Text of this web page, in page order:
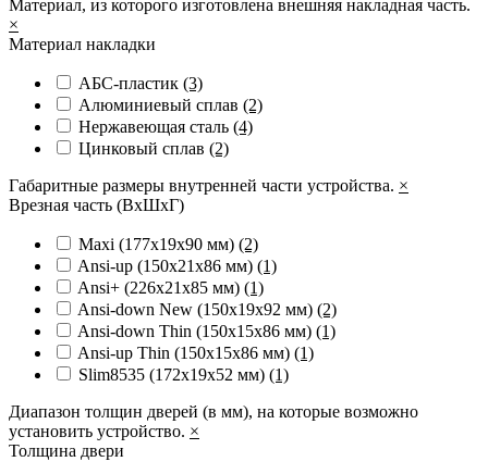
Материал, из которого изготовлена внешняя накладная часть.
×
Материал накладки
АБС-пластик (3)
Алюминиевый сплав (2)
Нержавеющая сталь (4)
Цинковый сплав (2)
Габаритные размеры внутренней части устройства. ×
Врезная часть (ВхШхГ)
Maxi (177х19х90 мм) (2)
Ansi-up (150х21х86 мм) (1)
Ansi+ (226х21х85 мм) (1)
Ansi-down New (150х19х92 мм) (2)
Ansi-down Thin (150х15х86 мм) (1)
Ansi-up Thin (150х15х86 мм) (1)
Slim8535 (172x19x52 мм) (1)
Диапазон толщин дверей (в мм), на которые возможно
установить устройство. ×
Толщина двери